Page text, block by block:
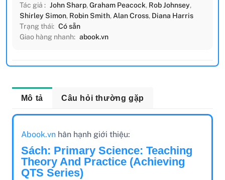
Tác giả : John Sharp,Graham Peacock, Rob Johnsey,
Shirley Simon, Robin Smith, Alan Cross, Diana Harris
Trạng thái: Có sẵn
Giao hàng nhanh: abook.vn
Mô tả Câu hỏi thường gặp
Abook.vnhân hạnh giới thiệu:
Sách: Primary Science: Teaching
Theory And Practice (Achieving
QTS Series)